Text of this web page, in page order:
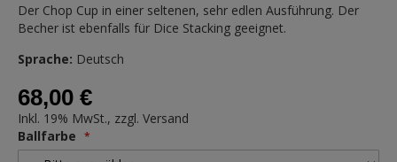
Der Chop Cup in einer seltenen, sehr edlen Ausführung. Der
Becher ist ebenfalls für Dice Stacking geeignet.
Sprache: Deutsch
68,00 €
Inkl. 19% MwSt., zzgl. Versand
Ballfarbe